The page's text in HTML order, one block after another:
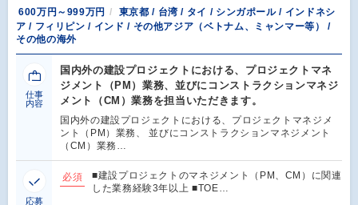
600万円～999万円
東京都 / 台湾 / タイ / シンガポール / インドネシ
ア / フィリピン / インド / その他アジア（ベトナム、ミャンマー等） /
その他の海外
仕事
内容
国内外の建設プロジェクトにおける、プロジェクトマネ
ジメント（PM）業務、並びにコンストラクションマネジ
メント（CM）業務を担当いただきます。
国内外の建設プロジェクトにおける、プロジェクトマネジメ
ント（PM）業務、 並びにコンストラクションマネジメント
（CM）業務…
応募
必須
■建設プロジェクトのマネジメント（PM、CM）に関連
した業務経験3年以上 ■TOE…